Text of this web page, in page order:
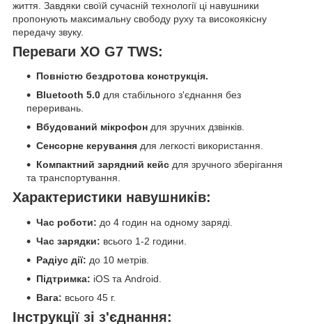
життя. Завдяки своїй сучасній технології ці навушники
пропонують максимальну свободу руху та високоякісну
передачу звуку.
Переваги XO G7 TWS:
Повністю бездротова конструкція.
Bluetooth 5.0 для стабільного з'єднання без
переривань.
Вбудований мікрофон для зручних дзвінків.
Сенсорне керування для легкості використання.
Компактний зарядний кейс для зручного зберігання
та транспортування.
Характеристики навушників:
Час роботи: до 4 годин на одному заряді.
Час зарядки: всього 1-2 години.
Радіус дії: до 10 метрів.
Підтримка: iOS та Android.
Вага: всього 45 г.
Інструкції зі з'єднання: